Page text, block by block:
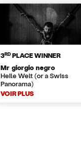
3RDPLACE WINNER
Mr giorgio negro
Heile Welt (or a Swiss
Panorama)
VOIR PLUS